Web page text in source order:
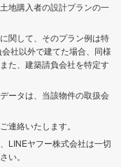
地購入者の設計プランの一
関して、そのプラン例は特
社以外で建てた場合、同様
た、建築請負会社を特定す
ータは、当該物件の取扱会
連絡いたします。
LINEヤフー株式会社は一切
い。